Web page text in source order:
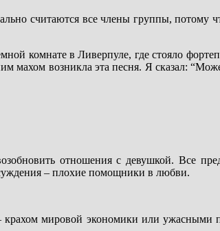
считаются все члены группы, потому
комнате в Ливерпуле, где стояло
махом возникла эта песня. Я сказал:
отношения с девушкой. Все
– плохие помощники в любви.
мировой экономики или